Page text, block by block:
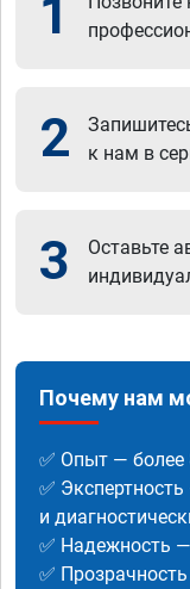
1
2
к нам в
3
Оставьте
Почему нам
✅ Опыт — более
✅
и
✅ Надежность
✅